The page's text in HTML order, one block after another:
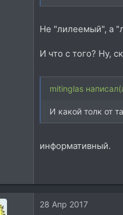
Не "лилеемый", а
И что с того? Ну,
mitinglas
И какой толк от
информативный.
28 Апр 2017